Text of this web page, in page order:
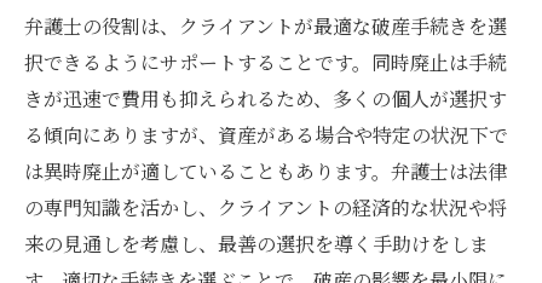
弁護士が見極める異時廃止の適用基準
財産規模に応じた異時廃止の選択理由
弁護士が提案する異時廃止の適用シナリオ
異時廃止の選択がもたらす将来的な影響
弁護士の専門知識を活用した異時廃止の成
功事例
弁護士の役割は、クライアントが最適な破産手続きを選
択できるようにサポートすることです。同時廃止は手続
きが迅速で費用も抑えられるため、多くの個人が選択す
る傾向にありますが、資産がある場合や特定の状況下で
は異時廃止が適していることもあります。弁護士は法律
の専門知識を活かし、クライアントの経済的な状況や将
来の見通しを考慮し、最善の選択を導く手助けをしま